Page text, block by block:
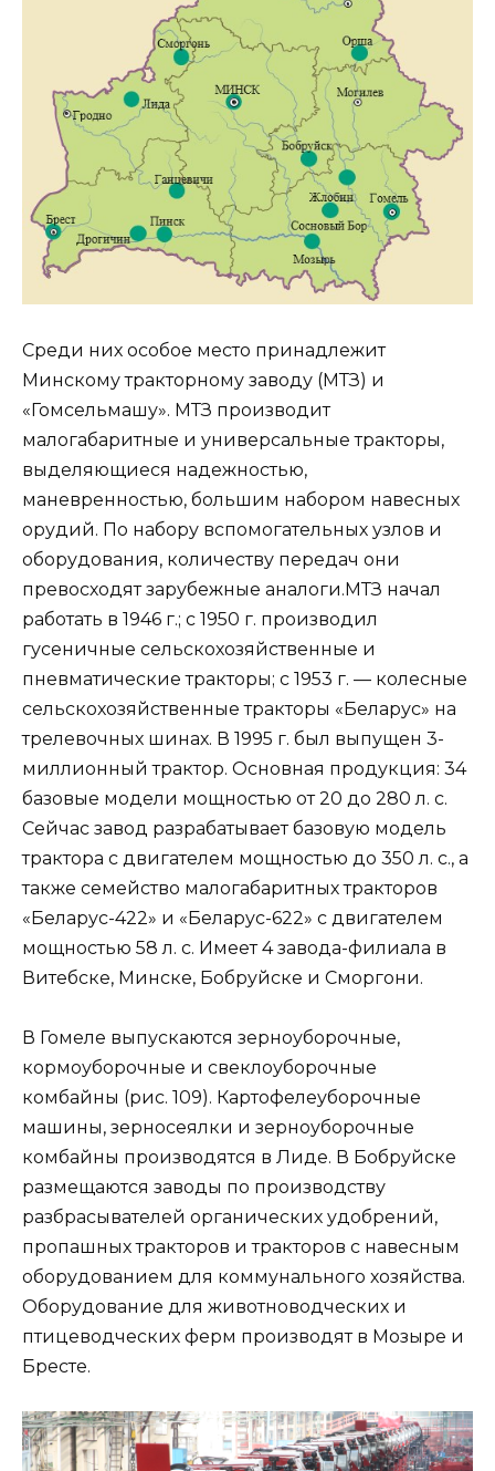
Среди них особое место принадлежит
Минскому тракторному заводу (МТЗ) и
«Гомсельмашу». МТЗ производит
малогабаритные и универсальные тракторы,
выделяющиеся надежностью,
маневренностью, большим набором навесных
орудий. По набору вспомогательных узлов и
оборудования, количеству передач они
превосходят зарубежные аналоги.МТЗ начал
работать в 1946 г.; с 1950 г. производил
гусеничные сельскохозяйственные и
пневматические тракторы; с 1953 г. — колесные
сельскохозяйственные тракторы «Беларус» на
трелевочных шинах. В 1995 г. был выпущен 3-
миллионный трактор. Основная продукция: 34
базовые модели мощностью от 20 до 280 л. с.
Сейчас завод разрабатывает базовую модель
трактора с двигателем мощностью до 350 л. с., а
также семейство малогабаритных тракторов
«Беларус-422» и «Беларус-622» с двигателем
мощностью 58 л. с. Имеет 4 завода-филиала в
Витебске, Минске, Бобруйске и Сморгони.
В Гомеле выпускаются зерноуборочные,
кормоуборочные и свеклоуборочные
комбайны (рис. 109). Картофелеуборочные
машины, зерносеялки и зерноуборочные
комбайны производятся в Лиде. В Бобруйске
размещаются заводы по производству
разбрасывателей органических удобрений,
пропашных тракторов и тракторов с навесным
оборудованием для коммунального хозяйства.
Оборудование для животноводческих и
птицеводческих ферм производят в Мозыре и
Бресте.